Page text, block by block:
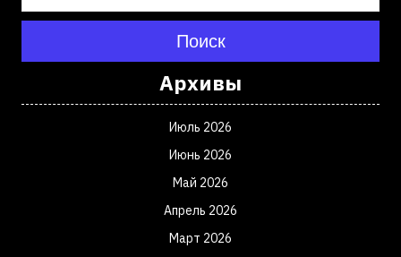
Поиск
Архивы
Июль 2026
Июнь 2026
Май 2026
Апрель 2026
Март 2026